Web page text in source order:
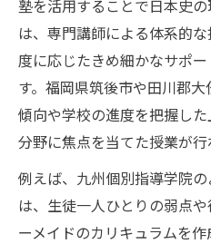
塾を活用することで日本史
は、専門講師による体系的
度に応じたきめ細かなサポ
す。福岡県筑後市や田川郡
傾向や学校の進度を把握し
分野に焦点を当てた授業が行
例えば、九州個別指導学院
は、生徒一人ひとりの弱点
ーメイドのカリキュラムを